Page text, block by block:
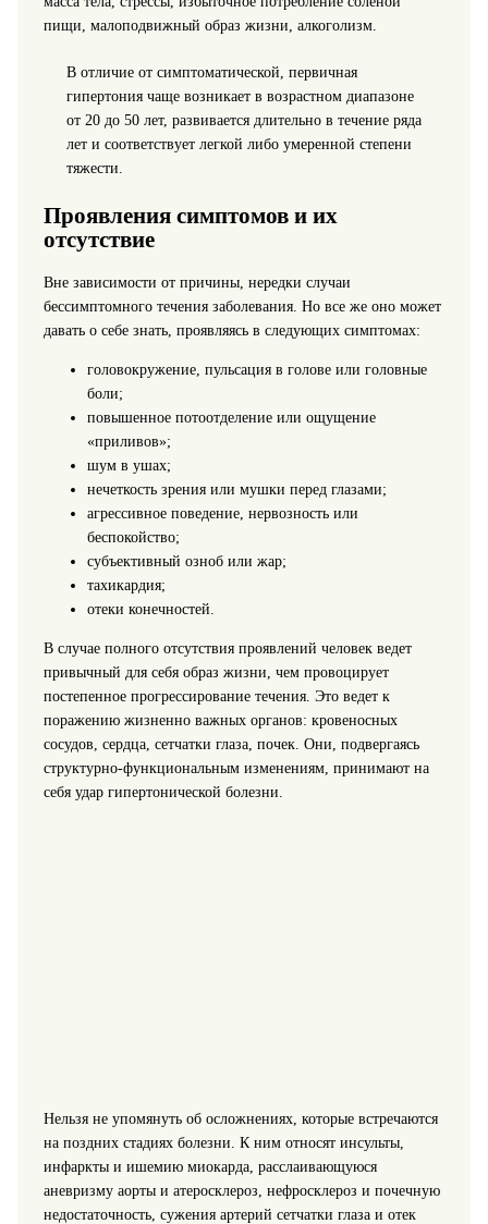
пищи, малоподвижный образ жизни, алкоголизм.
В отличие от симптоматической, первичная
гипертония чаще возникает в возрастном диапазоне
от 20 до 50 лет, развивается длительно в течение ряда
лет и соответствует легкой либо умеренной степени
тяжести.
Проявления симптомов и их
отсутствие
Вне зависимости от причины, нередки случаи
бессимптомного течения заболевания. Но все же оно может
давать о себе знать, проявляясь в следующих симптомах:
головокружение, пульсация в голове или головные
боли;
повышенное потоотделение или ощущение
«приливов»;
шум в ушах;
нечеткость зрения или мушки перед глазами;
агрессивное поведение, нервозность или
беспокойство;
субъективный озноб или жар;
тахикардия;
отеки конечностей.
В случае полного отсутствия проявлений человек ведет
привычный для себя образ жизни, чем провоцирует
постепенное прогрессирование течения. Это ведет к
поражению жизненно важных органов: кровеносных
сосудов, сердца, сетчатки глаза, почек. Они, подвергаясь
структурно-функциональным изменениям, принимают на
себя удар гипертонической болезни.
Нельзя не упомянуть об осложнениях, которые встречаются
на поздних стадиях болезни. К ним относят инсульты,
инфаркты и ишемию миокарда, расслаивающуюся
аневризму аорты и атеросклероз, нефросклероз и почечную
недостаточность, сужения артерий сетчатки глаза и отек